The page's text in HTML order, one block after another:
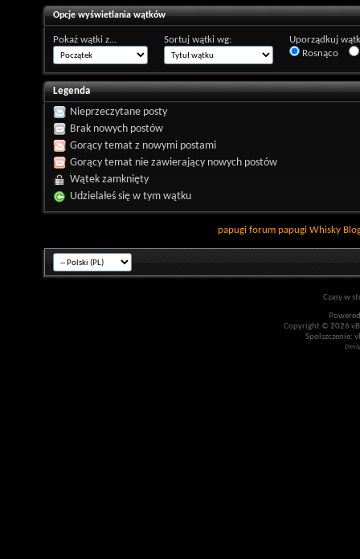
Opcje wyświetlania wątków
Pokaż wątki z... Sortuj wątki wg:
Uporządkuj
Rosnąco
Legenda
Nieprzeczytane posty
Brak nowych postów
Gorący temat z nowymi postami
Gorący temat nie zawierający nowych postów
Wątek zamknięty
Udzielałeś się w tym wątku
papugi forum papugi Whisky
Czasy w
Copyright © 2026
Spolszczenie: